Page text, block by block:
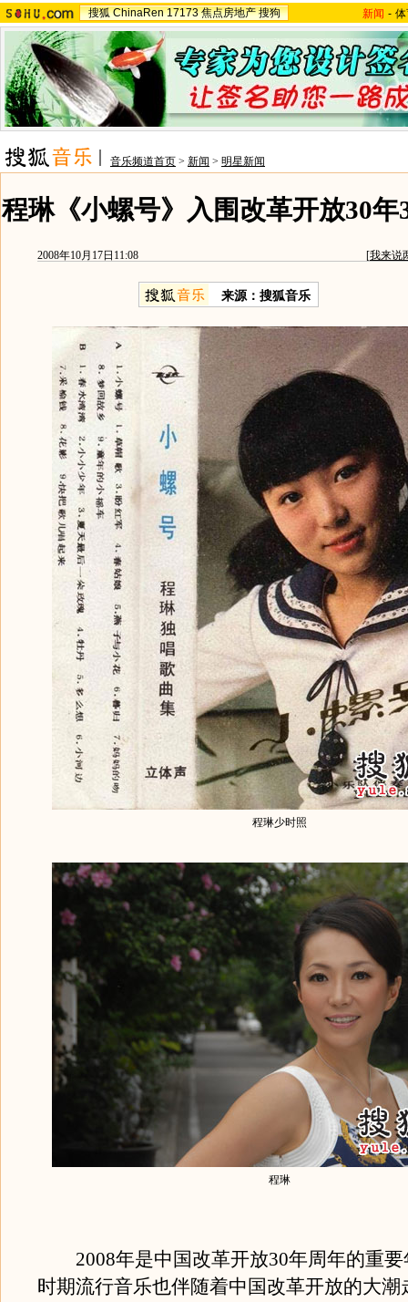
搜狐 ChinaRen 17173 焦点房地产 搜狗 新闻 -
音乐频道首页 > 新闻 > 明星新闻
程琳《小螺号》入围改革开放30年
2008年10月17日11:08 [我来说
来源：搜狐音乐
程琳少时照
程琳
2008年是中国改革开放30年周年的重要
时期流行音乐也伴随着中国改革开放的大潮